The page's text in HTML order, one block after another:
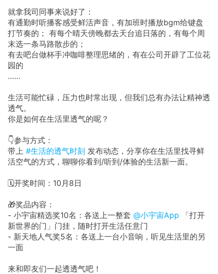
就拿我司同事来说好了：
有通勤时听播客感受鲜活声音，有加班时播放bgm给键盘
打节奏的； 有每个晴天傍晚都去天台追日落的，有每个周
末选一条马路散步的；
有去吧台做杯手冲咖啡整理思绪的，有在公司开辟了工位花
园的
……
生活可能忙碌，压力也时常出现，但我们总有办法让精神透
透气。
你是如何在生活里透气的呢？
👇参与方式：
带上 #生活的透气时刻 发布动态，分享你在生活里找寻鲜
活空气的方式，聊聊你看到/听到/体验的生活新一面。
🗓开奖时间：10月8日
🎁奖品内容：
- 小宇宙精选奖10名：各送上一整套 @小宇宙App
「打开
新世界的门」门挂，随时打开生活任意门
- 新天地人气奖5名：各送上一台小音响，听见生活里的另
一面
来和即友们一起透透气吧！